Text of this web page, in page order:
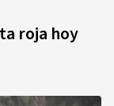
roja hoy